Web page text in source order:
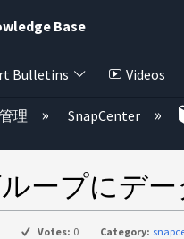
Base
Bulletins Videos
を展開/折りたた
理 SnapCenter
ープにデ
Votes: 0 Category: